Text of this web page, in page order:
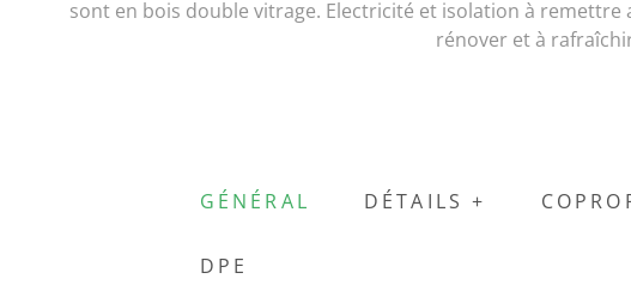
sont en bois double vitrage. Electricité et isolation à remettre
rénover et à
GÉNÉRAL DÉTAILS +
DPE